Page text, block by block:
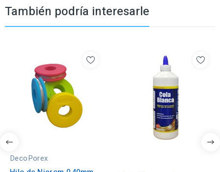
También podría interesarle
DecoPorex